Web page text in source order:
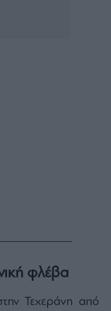
φλέβα
Τεχεράνη από